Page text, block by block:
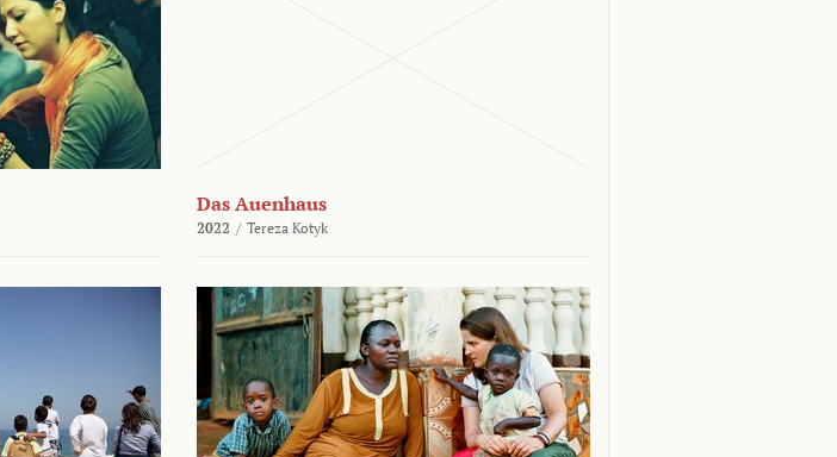
Das Auenhaus
2022 / Tereza Kotyk